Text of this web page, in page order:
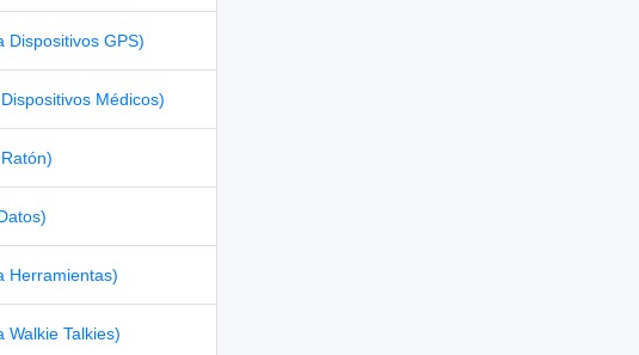
Dispositivos GPS)
Médicos)
Herramientas)
Walkie Talkies)